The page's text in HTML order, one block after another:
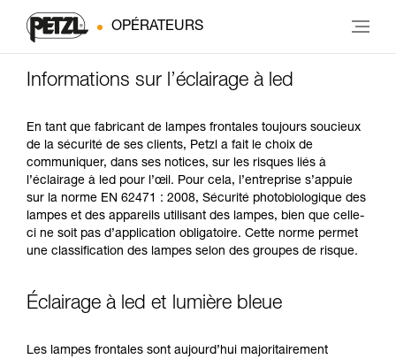
OPÉRATEURS
Informations sur l’éclairage à led
En tant que fabricant de lampes frontales toujours soucieux
de la sécurité de ses clients, Petzl a fait le choix de
communiquer, dans ses notices, sur les risques liés à
l’éclairage à led pour l’œil. Pour cela, l’entreprise s’appuie
sur la norme EN 62471 : 2008, Sécurité photobiologique des
lampes et des appareils utilisant des lampes, bien que celle-
ci ne soit pas d’application obligatoire. Cette norme permet
une classification des lampes selon des groupes de risque.
Éclairage à led et lumière bleue
Les lampes frontales sont aujourd’hui majoritairement